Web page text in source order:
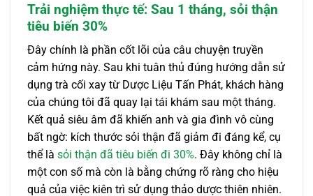
Trải nghiệm thực tế: Sau 1 tháng, sỏi thận
tiêu biến 30%
Đây chính là phần cốt lõi của câu chuyện truyền
cảm hứng này. Sau khi tuân thủ đúng hướng dẫn sử
dụng trà cối xay từ Dược Liệu Tấn Phát, khách hàng
của chúng tôi đã quay lại tái khám sau một tháng.
Kết quả siêu âm đã khiến anh và gia đình vô cùng
bất ngờ: kích thước sỏi thận đã giảm đi đáng kể, cụ
thể là sỏi thận đã tiêu biến đi 30%. Đây không chỉ là
một con số mà còn là bằng chứng rõ ràng cho hiệu
quả của việc kiên trì sử dụng thảo dược thiên nhiên.